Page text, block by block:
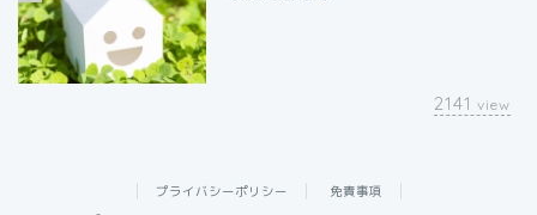
2141 view
プライバシーポリシー
免責事項